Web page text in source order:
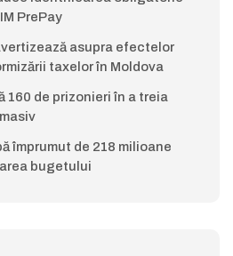
PrePay
asupra efectelor
taxelor în Moldova
160 de prizonieri în a treia
împrumut de 218 milioane
bugetului